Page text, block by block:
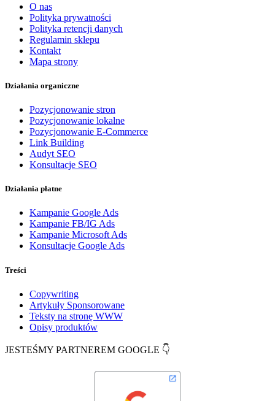
O nas
Polityka prywatności
Polityka retencji danych
Regulamin sklepu
Kontakt
Mapa strony
Działania organiczne
Pozycjonowanie stron
Pozycjonowanie lokalne
Pozycjonowanie E-Commerce
Link Building
Audyt SEO
Konsultacje SEO
Działania płatne
Kampanie Google Ads
Kampanie FB/IG Ads
Kampanie Microsoft Ads
Konsultacje Google Ads
Treści
Copywriting
Artykuły Sponsorowane
Teksty na stronę WWW
Opisy produktów
JESTEŚMY PARTNEREM GOOGLE 👇